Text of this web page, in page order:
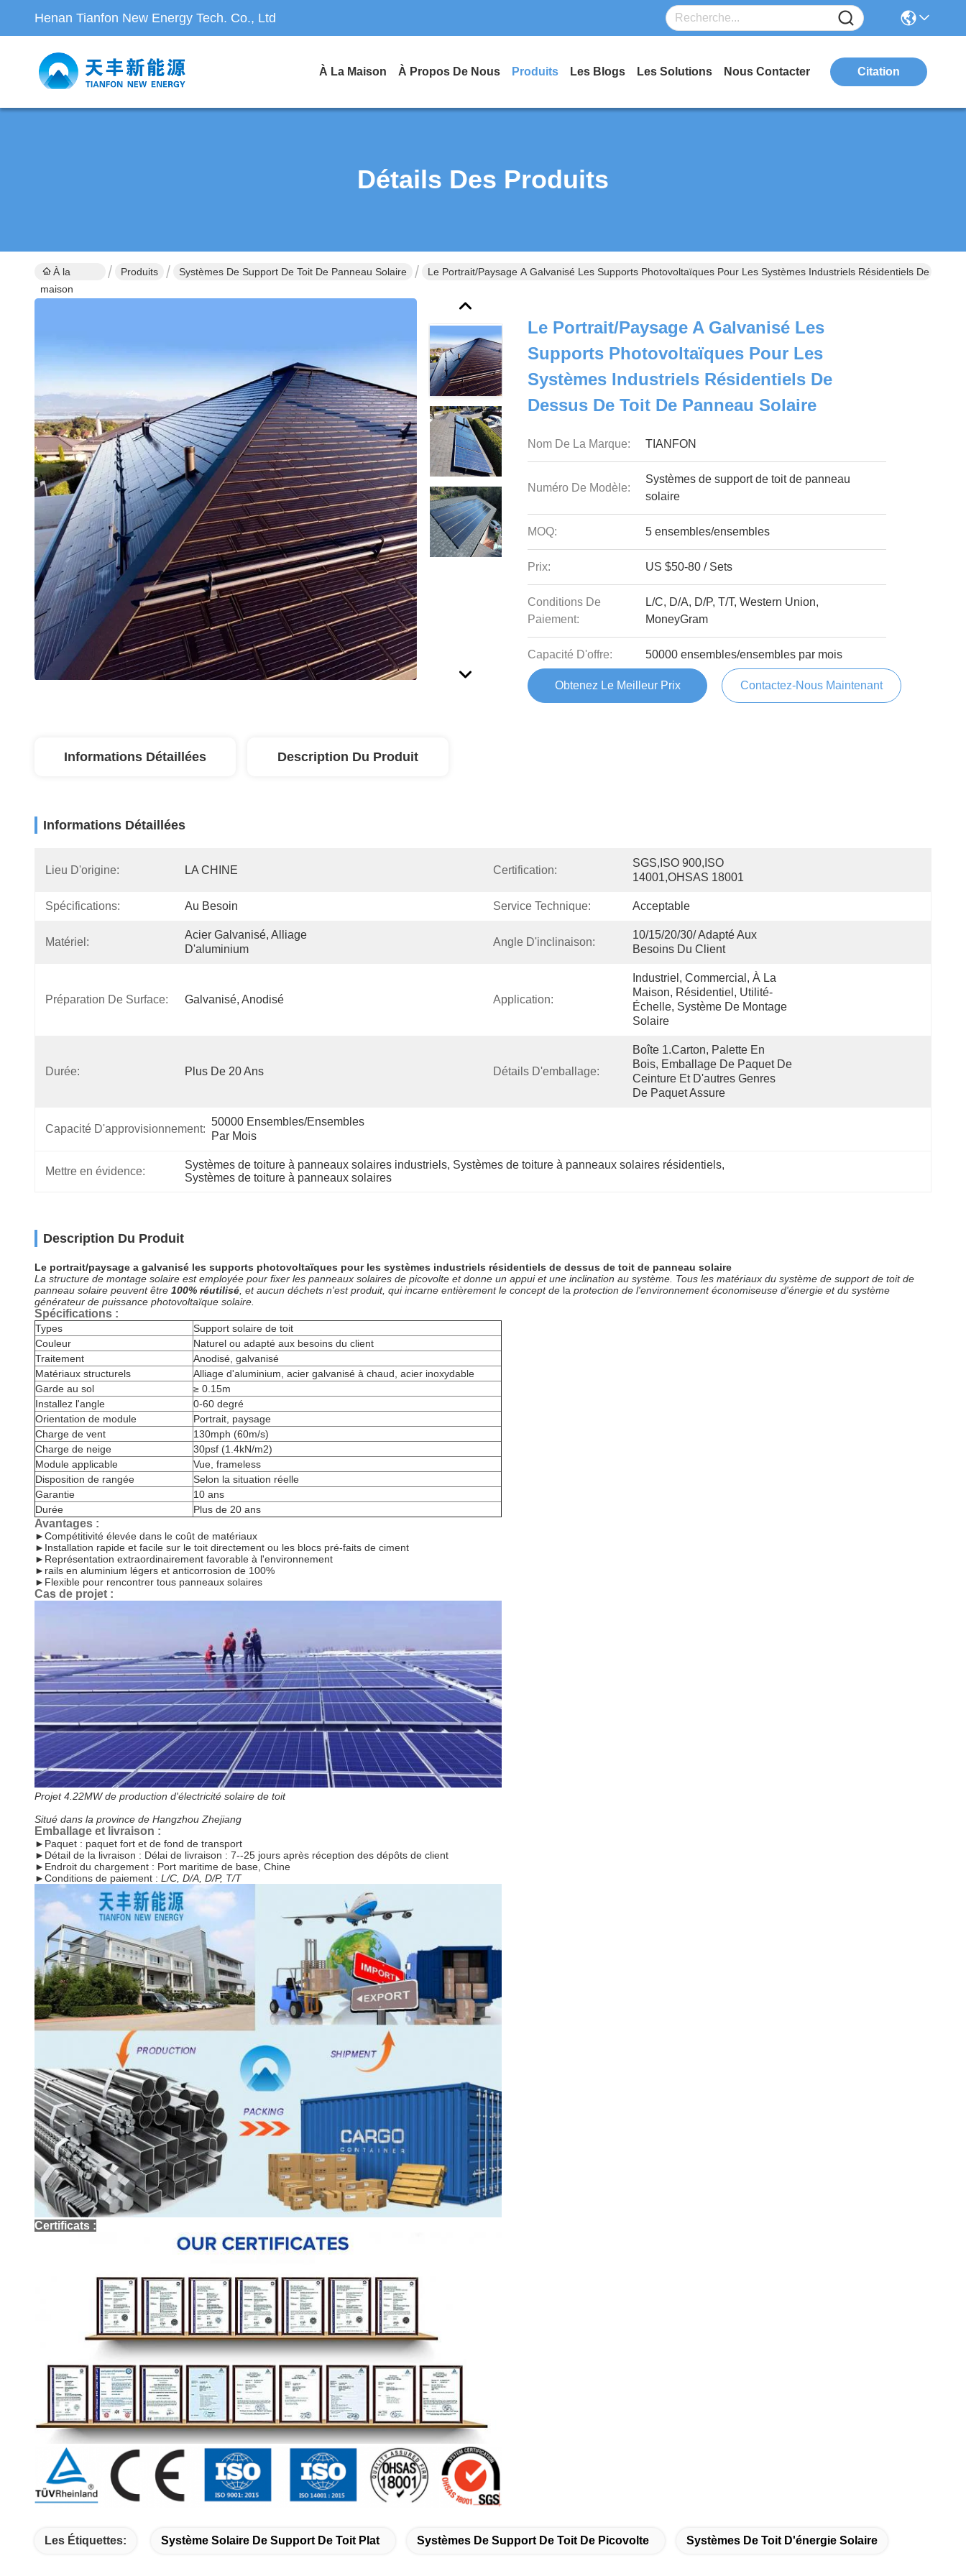
Henan Tianfon New Energy Tech. Co., Ltd
À La Maison À Propos De Nous Produits Les Blogs Les Solutions Nous Contacter Citation
Détails Des Produits
À la
maison
Produits Systèmes De Support De Toit De Panneau Solaire Le Portrait/paysage A Galvanisé Les Supports Photovoltaïques Pour Les Systèmes Industriels Résidentiels De
Le Portrait/paysage A Galvanisé Les
Supports Photovoltaïques Pour Les
Systèmes Industriels Résidentiels De
Dessus De Toit De Panneau Solaire
Nom De La Marque: TIANFON
Numéro De Modèle:
Systèmes de support de toit de panneau
solaire
MOQ: 5 ensembles/ensembles
Prix: US $50-80 / Sets
Conditions De
Paiement:
L/C, D/A, D/P, T/T, Western Union,
MoneyGram
Capacité D'offre: 50000 ensembles/ensembles par mois
Obtenez Le Meilleur Prix Contactez-Nous Maintenant
Informations Détaillées Description Du Produit
Informations Détaillées
Lieu D'origine: LA CHINE Certification:
SGS,ISO 900,ISO
14001,OHSAS 18001
Spécifications: Au Besoin Service Technique: Acceptable
Matériel:
Acier Galvanisé, Alliage
D'aluminium
Angle D'inclinaison:
10/15/20/30/ Adapté Aux
Besoins Du Client
Préparation De Surface: Galvanisé, Anodisé Application:
Industriel, Commercial, À La
Maison, Résidentiel, Utilité-
Échelle, Système De Montage
Solaire
Durée: Plus De 20 Ans Détails D'emballage:
Boîte 1.Carton, Palette En
Bois, Emballage De Paquet De
Ceinture Et D'autres Genres
De Paquet Assure
Capacité D'approvisionnement:
50000 Ensembles/ensembles
Par Mois
Mettre en évidence:
Systèmes de toiture à panneaux solaires industriels, Systèmes de toiture à panneaux solaires résidentiels,
Systèmes de toiture à panneaux solaires
Description Du Produit
Le portrait/paysage a galvanisé les supports photovoltaïques pour les systèmes industriels résidentiels de dessus de toit de panneau solaire
La structure de montage solaire est employée pour fixer les panneaux solaires de picovolte et donne un appui et une inclination au système. Tous les matériaux du système de support de toit de
panneau solaire peuvent être 100% réutilisé , et aucun déchets n'est produit, qui incarne entièrement le concept de la protection de l'environnement économiseuse d'énergie et du système
générateur de puissance photovoltaïque solaire.
Spécifications :
Types
Support solaire de toit
Couleur
Naturel ou adapté aux besoins du client
Traitement
Anodisé, galvanisé
Matériaux structurels
Alliage d'aluminium, acier galvanisé à chaud, acier inoxydable
Garde au sol
≥ 0.15m
Installez l'angle
0-60 degré
Orientation de module
Portrait, paysage
Charge de vent
130mph (60m/s)
Charge de neige
30psf (1.4kN/m2)
Module applicable
Vue, frameless
Disposition de rangée
Selon la situation réelle
Garantie
10 ans
Durée
Plus de 20 ans
Avantages :
►Compétitivité élevée dans le coût de matériaux
► Installation rapide et facile sur le toit directement ou les blocs pré-faits de ciment
► Représentation extraordinairement favorable à l'environnement
► rails en aluminium légers et anticorrosion de 100%
► Flexible pour rencontrer tous panneaux solaires
Cas de projet :
Projet 4.22MW de production d'électricité solaire de toit
Situé dans la province de Hangzhou Zhejiang
Emballage et livraison :
► Paquet : paquet fort et de fond de transport
► Détail de la livraison : Délai de livraison : 7--25 jours après réception des dépôts de client
► Endroit du chargement : Port maritime de base, Chine
►Conditions de paiement : L/C, D/A, D/P, T/T
Certificats :
Les Étiquettes: Système Solaire De Support De Toit Plat Systèmes De Support De Toit De Picovolte Systèmes De Toit D'énergie Solaire